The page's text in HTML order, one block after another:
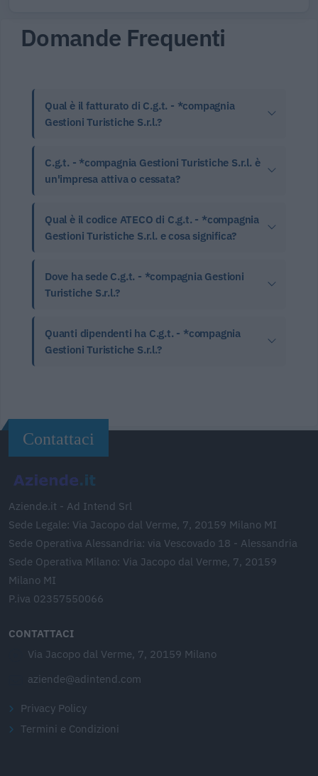
Domande Frequenti
Qual è il fatturato di C.g.t. - *compagnia
Gestioni Turistiche S.r.l.?
C.g.t. - *compagnia Gestioni Turistiche S.r.l. è
un'impresa attiva o cessata?
Qual è il codice ATECO di C.g.t. - *compagnia
Gestioni Turistiche S.r.l. e cosa significa?
Dove ha sede C.g.t. - *compagnia Gestioni
Turistiche S.r.l.?
Quanti dipendenti ha C.g.t. - *compagnia
Gestioni Turistiche S.r.l.?
Contattaci
Aziende.it - Ad Intend Srl
Sede Legale: Via Jacopo dal Verme, 7, 20159 Milano MI
Sede Operativa Alessandria: via Vescovado 18 - Alessandria
Sede Operativa Milano: Via Jacopo dal Verme, 7, 20159
Milano MI
P.iva 02357550066
CONTATTACI
Via Jacopo dal Verme, 7, 20159 Milano
aziende@adintend.com
Privacy Policy
Termini e Condizioni